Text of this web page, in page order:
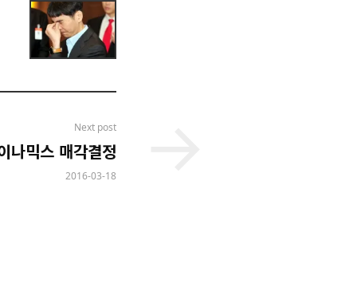
Next post
나믹스 매각결정
2016-03-18